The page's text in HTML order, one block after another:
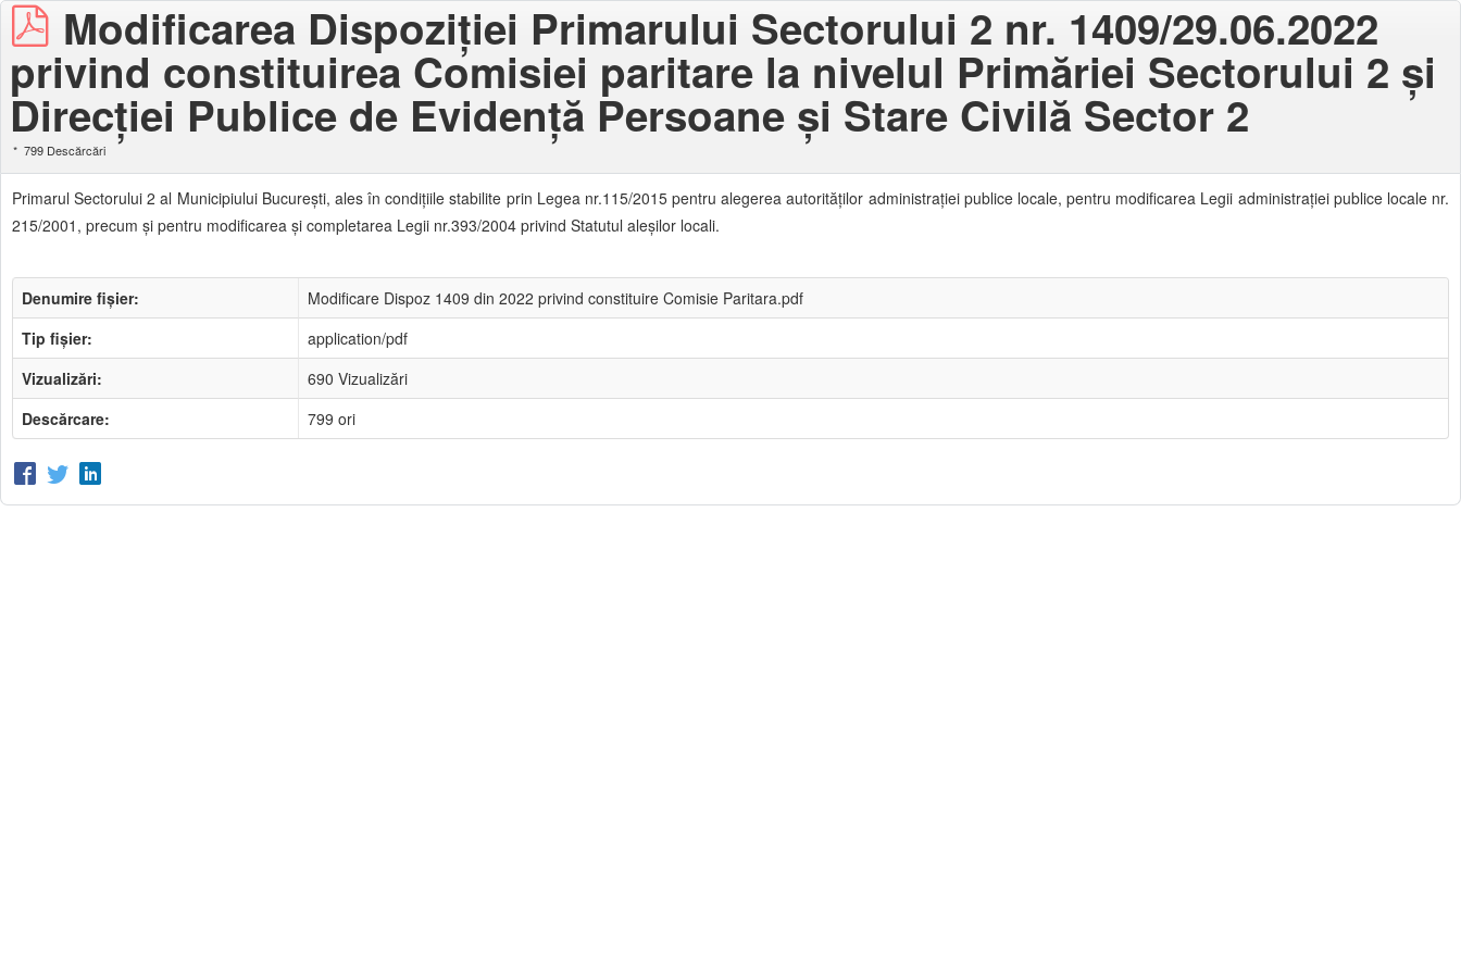
Modificarea Dispoziţiei Primarului Sectorului 2 nr. 1409/29.06.2022
privind constituirea Comisiei paritare la nivelul Primăriei Sectorului 2 și
Direcției Publice de Evidență Persoane și Stare Civilă Sector 2
799 Descărcări
Primarul Sectorului 2 al Municipiului Bucureşti, ales în condiţiile stabilite prin Legea nr.115/2015 pentru alegerea autorităţilor administraţiei publice locale, pentru modificarea Legii administraţiei publice locale nr.
215/2001, precum şi pentru modificarea şi completarea Legii nr.393/2004 privind Statutul aleşilor locali.
Denumire fișier:
Modificare Dispoz 1409 din 2022 privind constituire Comisie Paritara.pdf
Tip fișier:
application/pdf
Vizualizări:
690 Vizualizări
Descărcare:
799 ori